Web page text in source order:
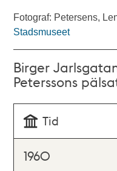
Fotograf: Petersens,
Stadsmuseet
Birger
Peterssons
Tid
1960